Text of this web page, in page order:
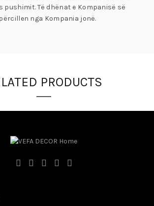
pushimit. Të dhënat e Kompanisë së
nga Kompania jonë.
PRODUCTS